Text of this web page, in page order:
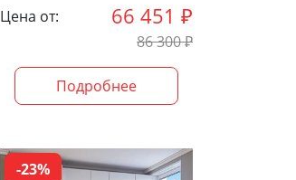
Цена от: 66 451 ₽
86 300₽
Подробнее
-23%